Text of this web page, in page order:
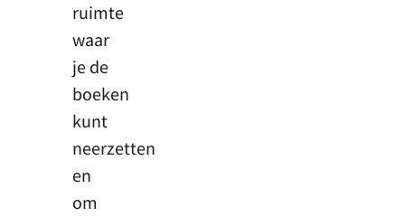
ruimte
waar
je de
boeken
kunt
neerzetten
en
om